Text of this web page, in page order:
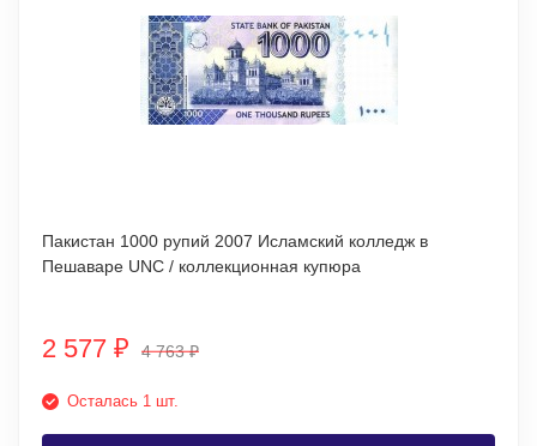
Пакистан 1000 рупий 2007 Исламский колледж в
Пешаваре UNC / коллекционная купюра
2 577 ₽ 4 763₽
Осталась 1 шт.